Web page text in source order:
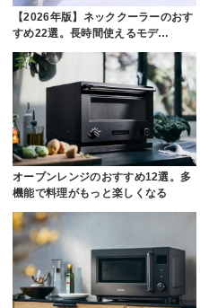
【2026年版】ネッククーラーのおす
すめ22選。長時間使えるモデ…
オーブンレンジのおすすめ12選。多
機能で料理がもっと楽しくなる